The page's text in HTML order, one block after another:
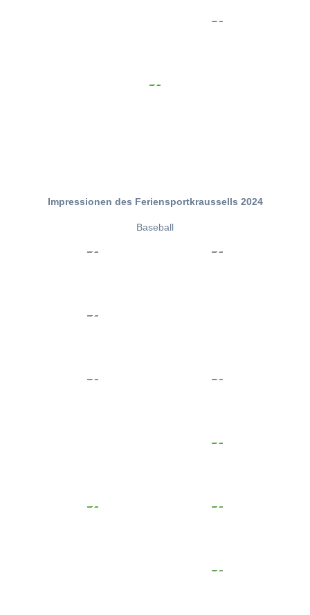
Impressionen des Feriensportkraussells 2024
Baseball